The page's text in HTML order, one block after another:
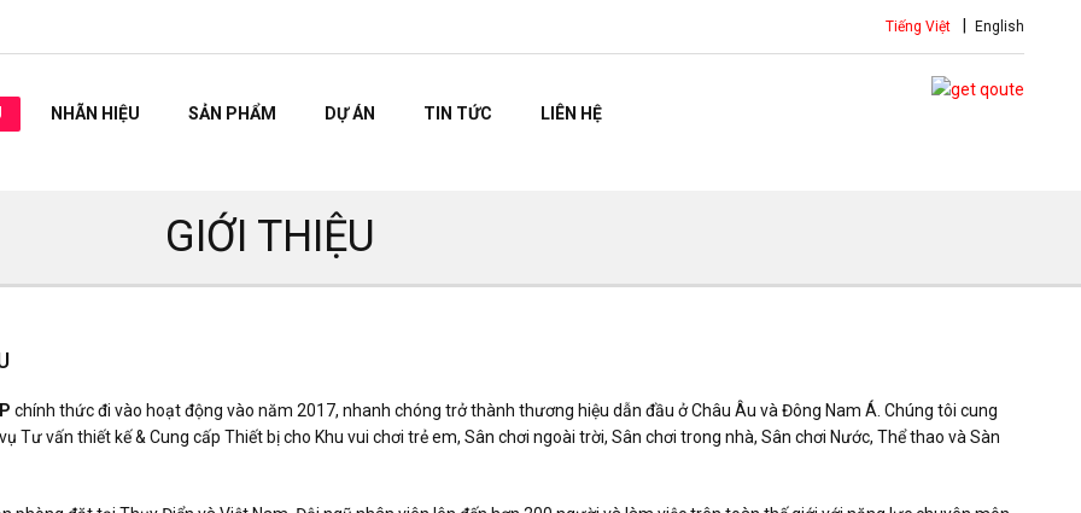
Tiếng Việt English
NHÃN HIỆU SẢN PHẨM DỰ ÁN TIN TỨC LIÊN HỆ
GIỚI THIỆU
chính thức đi vào hoạt động vào năm 2017, nhanh chóng trở thành thương hiệu dẫn đầu ở Châu Âu và Đông Nam Á. Chúng tôi cung
Tư vấn thiết kế & Cung cấp Thiết bị cho Khu vui chơi trẻ em, Sân chơi ngoài trời, Sân chơi trong nhà, Sân chơi Nước, Thể thao và Sàn